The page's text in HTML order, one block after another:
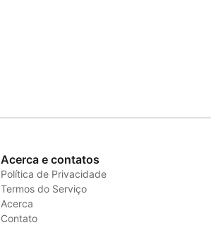
Acerca e contatos
Política de Privacidade
Termos do Serviço
Acerca
Contato